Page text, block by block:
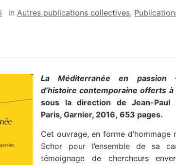
in Autres publications collectives,
La Méditerranée en passion
d’histoire contemporaine offerts à
sous la direction de Jean-Paul
Paris, Garnier, 2016, 653 pages.
Cet ouvrage, en forme d’hommage
Schor pour l’ensemble de sa
témoignage de chercheurs